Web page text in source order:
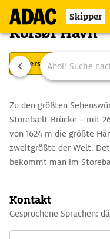
Skipper
Korsør Havn
Übersicht
Zu den größten
Storebælt-Brücke – mit
von 1624 m die größte
zweitgrößte der Welt.
bekommt man im
vollzogen war, hatte das
Fährhafen zur Insel
Korsør mit seinen
Kontakt
Gesprochene Sprachen: